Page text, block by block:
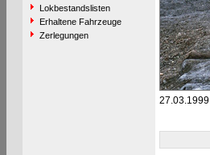
Lokbestandslisten
Erhaltene Fahrzeuge
Zerlegungen